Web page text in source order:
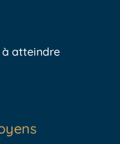
atteindre